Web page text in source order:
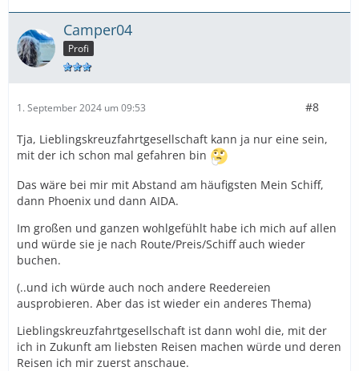
Camper04
Profi
1. September 2024 um 09:53 #8
Tja, Lieblingskreuzfahrtgesellschaft kann ja nur eine sein,
mit der ich schon mal gefahren bin
Das wäre bei mir mit Abstand am häufigsten Mein Schiff,
dann Phoenix und dann AIDA.
Im großen und ganzen wohlgefühlt habe ich mich auf allen
und würde sie je nach Route/Preis/Schiff auch wieder
buchen.
(..und ich würde auch noch andere Reedereien
ausprobieren. Aber das ist wieder ein anderes Thema)
Lieblingskreuzfahrtgesellschaft ist dann wohl die, mit der
ich in Zukunft am liebsten Reisen machen würde und deren
Reisen ich mir zuerst anschaue.